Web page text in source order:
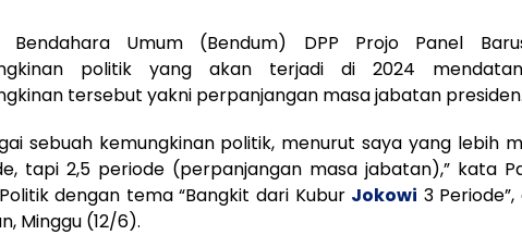
Umum (Bendum) DPP Projo Panel
politik yang akan terjadi di 2024
tersebut yakni perpanjangan masa jabatan presiden.
sebuah kemungkinan politik, menurut saya yang lebih
tapi 2,5 periode (perpanjangan masa jabatan),” kata
dengan tema “Bangkit dari Kubur Jokowi 3
Minggu (12/6).